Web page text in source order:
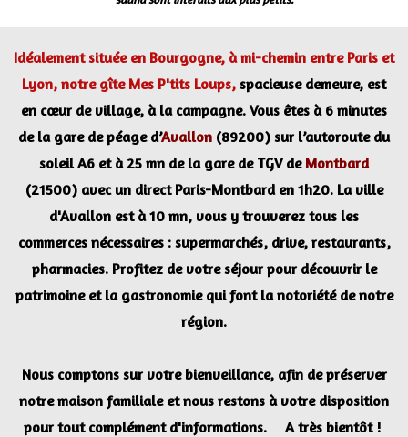
Idéalement située en Bourgogne, à mi-chemin entre Paris et
Lyon, notre gîte Mes P'tits Loups, spacieuse demeure, est
en cœur de village, à la campagne. Vous êtes à 6 minutes
de la gare de péage d’Avallon (89200) sur l’autoroute du
soleil A6 et à 25 mn de la gare de TGV de Montbard
(21500) avec un direct Paris-Montbard en 1h20. La ville
d'Avallon est à 10 mn, vous y trouverez tous les
commerces nécessaires : supermarchés, drive, restaurants,
pharmacies. Profitez de votre séjour pour découvrir le
patrimoine et la gastronomie qui font la notoriété de notre
région.
Nous comptons sur votre bienveillance, afin de préserver
notre maison familiale et nous restons à votre disposition
pour tout complément d'informations. A très bientôt !